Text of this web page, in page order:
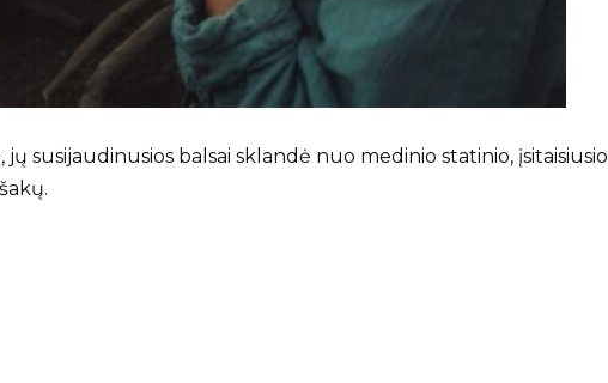
susijaudinusios balsai sklandė nuo medinio statinio, įsitaisiusio